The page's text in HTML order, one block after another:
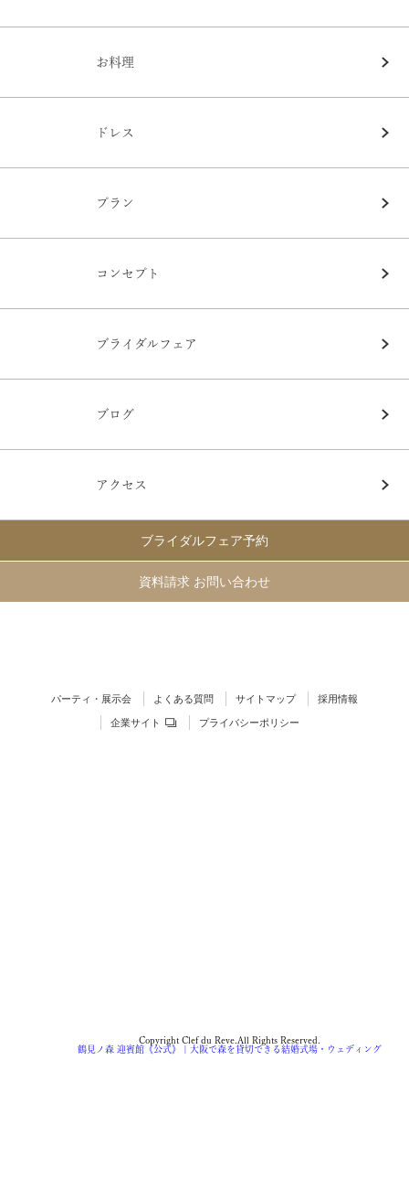
お料理
ドレス
プラン
コンセプト
ブライダルフェア
ブログ
アクセス
ブライダルフェア予約
資料請求 お問い合わせ
パーティ・展示会 よくある質問 サイトマップ 採用情報
企業サイト プライバシーポリシー
Copyright Clef du Reve.All Rights Reserved.
鶴見ノ森 迎賓館《公式》 | 大阪で森を貸切できる結婚式場・ウェディング